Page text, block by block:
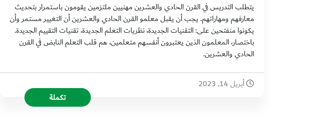
يتطلب التدريس في القرن الحادي والعشرين مهنيين ملتزمين يقومون باستمرار بتحديث
معارفهم ومهاراتهم. يجب أن يقبل معلمو القرن الحادي والعشرين أن التغيير مستمر وأن
يكونوا منفتحين على: التقنيات الجديدة، نظريات التعلم الجديدة، تقنيات التقييم الجديدة.
باختصار، المعلمون الذين يعتبرون أنفسهم متعلمين، هم قلب التعلم النابض في القرن
الحادي والعشرين.
أبريل 14, 2023
تكملة